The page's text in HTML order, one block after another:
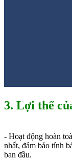
3. Lợi thế
- Hoạt động hoàn
nhất, đảm bảo tính
ban đầu.